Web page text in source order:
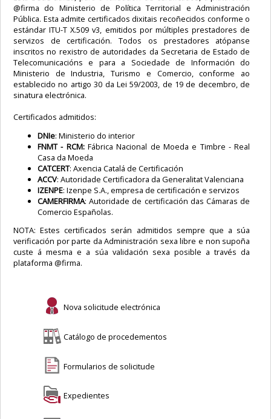
@firma do Ministerio de Política Territorial e Administración
Pública. Esta admite certificados dixitais recoñecidos conforme o
estándar ITU-T X.509 v3, emitidos por múltiples prestadores de
servizos de certificación. Todos os prestadores atópanse
inscritos no rexistro de autoridades da Secretaria de Estado de
Telecomunicacións e para a Sociedade de Información do
Ministerio de Industria, Turismo e Comercio, conforme ao
establecido no artigo 30 da Lei 59/2003, de 19 de decembro, de
sinatura electrónica.
Certificados admitidos:
DNIe: Ministerio do interior
FNMT - RCM:Fábrica Nacional de Moeda e Timbre - Real
Casa da Moeda
CATCERT: Axencia Catalá de Certificación
ACCV: Autoridade Certificadora da Generalitat Valenciana
IZENPE: Izenpe S.A., empresa de certificación e servizos
CAMERFIRMA: Autoridade de certificación das Cámaras de
Comercio Españolas.
NOTA: Estes certificados serán admitidos sempre que a súa
verificación por parte da Administración sexa libre e non supoña
custe á mesma e a súa validación sexa posible a través da
plataforma @firma.
Nova solicitude electrónica
Catálogo de procedementos
Formularios de solicitude
Expedientes